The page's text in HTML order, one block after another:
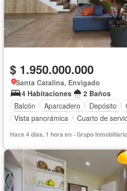
$ 1.950.000.000
Santa Catalina, Envigado
4 Habitaciones
2 Baños
Balcón
Aparcadero Depósito
Vista panorámica
Cuarto de
Hace 4 días, 1 hora en - Grupo